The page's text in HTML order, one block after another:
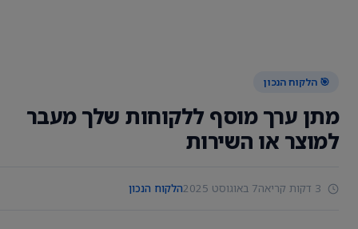
🎯 הלקוח הנכון
מתן ערך מוסף ללקוחות שלך מעבר
למוצר או השירות
7 באוגוסט 2025 הלקוח הנכון